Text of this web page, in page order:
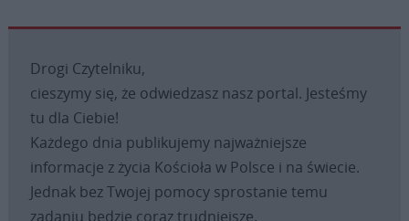
Drogi Czytelniku,
cieszymy się, że odwiedzasz nasz portal. Jesteśmy
tu dla Ciebie!
Każdego dnia publikujemy najważniejsze
informacje z życia Kościoła w Polsce i na świecie.
Jednak bez Twojej pomocy sprostanie temu
zadaniu będzie coraz trudniejsze.